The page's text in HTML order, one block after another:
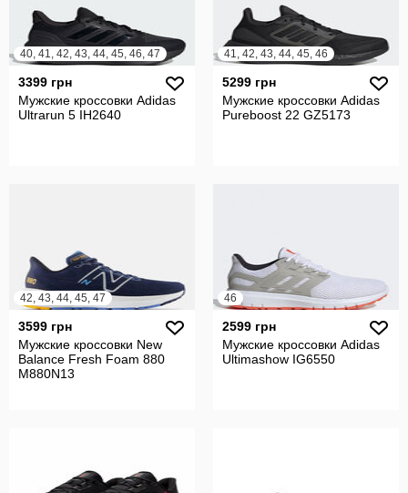
40, 41, 42, 43, 44, 45, 46, 47
3399 грн
Мужские кроссовки Adidas
Ultrarun 5 IH2640
41, 42, 43, 44, 45, 46
5299 грн
Мужские кроссовки Adidas
Pureboost 22 GZ5173
42, 43, 44, 45, 47
3599 грн
Мужские кроссовки New
Balance Fresh Foam 880
M880N13
46
2599 грн
Мужские кроссовки Adidas
Ultimashow IG6550